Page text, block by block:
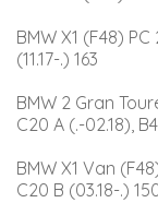
BMW X1 (F48) PC
(11.17-.) 163
BMW 2 Gran
C20 A (.-02.18),
BMW X1 Van
C20 B (03.18-.)